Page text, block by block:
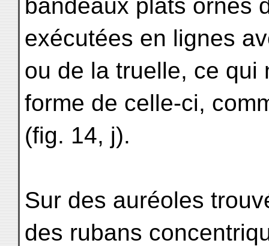
bandeaux plats ornés
exécutées en lignes
ou de la truelle, ce qui
forme de celle-ci,
(fig. 14, j).
Sur des auréoles
des rubans